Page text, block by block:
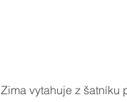
Zima vytahuje z šatníku